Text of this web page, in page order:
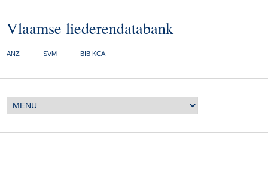
Vlaamse liederendatabank
ANZ SVM BIB KCA